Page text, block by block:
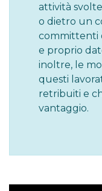
attività
o dietro un
committenti
e proprio
inoltre, le
questi
retribuiti e
vantaggio.